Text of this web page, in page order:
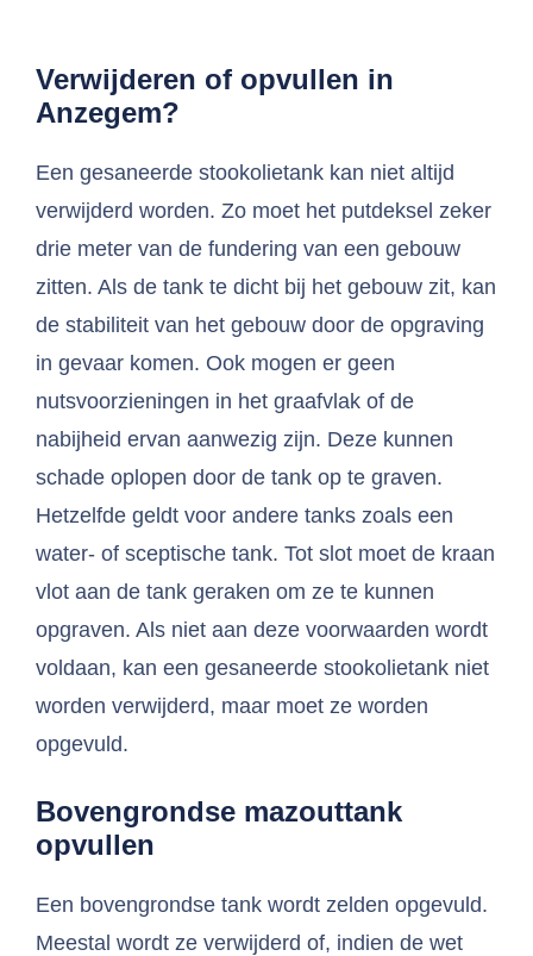
Verwijderen of opvullen in
Anzegem?
Een gesaneerde stookolietank kan niet altijd
verwijderd worden. Zo moet het putdeksel zeker
drie meter van de fundering van een gebouw
zitten. Als de tank te dicht bij het gebouw zit, kan
de stabiliteit van het gebouw door de opgraving
in gevaar komen. Ook mogen er geen
nutsvoorzieningen in het graafvlak of de
nabijheid ervan aanwezig zijn. Deze kunnen
schade oplopen door de tank op te graven.
Hetzelfde geldt voor andere tanks zoals een
water- of sceptische tank. Tot slot moet de kraan
vlot aan de tank geraken om ze te kunnen
opgraven. Als niet aan deze voorwaarden wordt
voldaan, kan een gesaneerde stookolietank niet
worden verwijderd, maar moet ze worden
opgevuld.
Bovengrondse mazouttank
opvullen
Een bovengrondse tank wordt zelden opgevuld.
Meestal wordt ze verwijderd of, indien de wet